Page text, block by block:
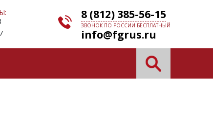
8 (812) 385-56-15
ЗВОНОК ПО РОССИИ БЕСПЛАТНЫЙ
info@fgrus.ru